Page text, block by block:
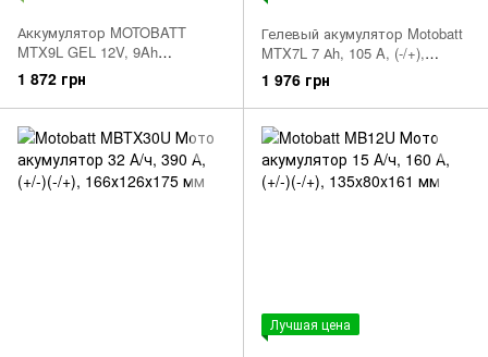
Аккумулятор MOTOBATT
MTX9L GEL 12V, 9Ah
137X76X133, -/+, 125 А
(KG12N9-3B-BS)
1 872 грн
Гелевый акумулятор Motobatt
MTX7L 7 Аh, 105 A, (-/+),
114x70x129 мм (YTX7L-BS)
1 976 грн
Лучшая цена